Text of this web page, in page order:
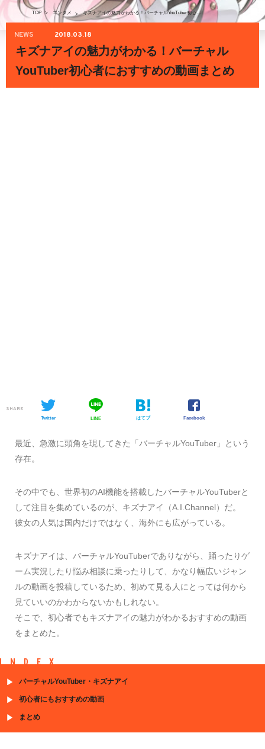
TOP > エンタメ > キズナアイの魅力がわかる！バーチャルYouTuber初心者におすすめの動画まとめ
NEWS 2018.03.18
キズナアイの魅力がわかる！バーチャル
YouTuber初心者におすすめの動画まとめ
SHARE
Twitter LINE はてブ Facebook
最近、急激に頭角を現してきた「バーチャルYouTuber」という
存在。
その中でも、世界初のAI機能を搭載したバーチャルYouTuberと
して注目を集めているのが、キズナアイ（A.I.Channel）だ。
彼女の人気は国内だけではなく、海外にも広がっている。
キズナアイは、バーチャルYouTuberでありながら、踊ったりゲ
ーム実況したり悩み相談に乗ったりして、かなり幅広いジャン
ルの動画を投稿しているため、初めて見る人にとっては何から
見ていいのかわからないかもしれない。
そこで、初心者でもキズナアイの魅力がわかるおすすめの動画
をまとめた。
INDEX
バーチャルYouTuber・キズナアイ
初心者にもおすすめの動画
まとめ